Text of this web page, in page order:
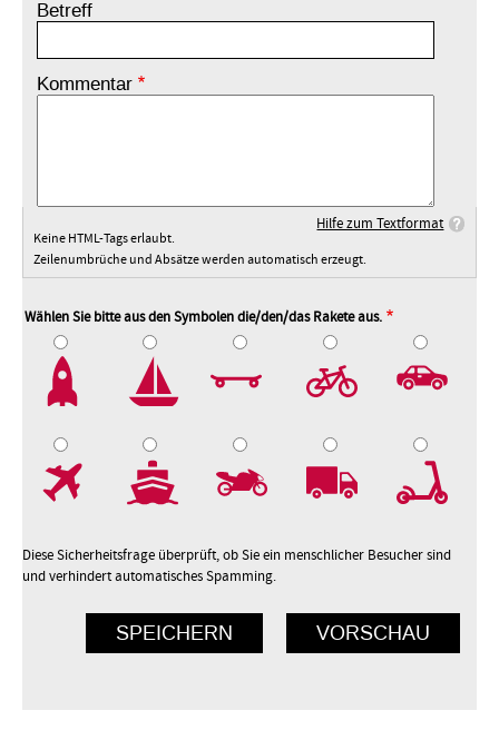
Betreff
Kommentar
Hilfe zum Textformat
Keine HTML-Tags erlaubt.
Zeilenumbrüche und Absätze werden automatisch erzeugt.
Wählen Sie bitte aus den Symbolen die/den/das Rakete aus.
Diese Sicherheitsfrage überprüft, ob Sie ein menschlicher Besucher sind
und verhindert automatisches Spamming.